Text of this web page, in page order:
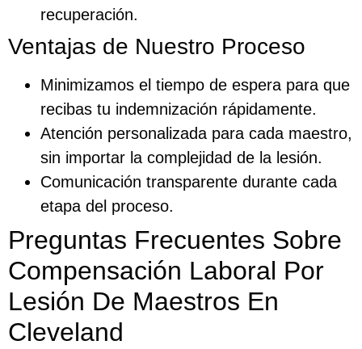
recuperación.
Ventajas de Nuestro Proceso
Minimizamos el tiempo de espera para que
recibas tu indemnización rápidamente.
Atención personalizada para cada maestro,
sin importar la complejidad de la lesión.
Comunicación transparente durante cada
etapa del proceso.
Preguntas Frecuentes Sobre
Compensación Laboral Por
Lesión De Maestros En
Cleveland